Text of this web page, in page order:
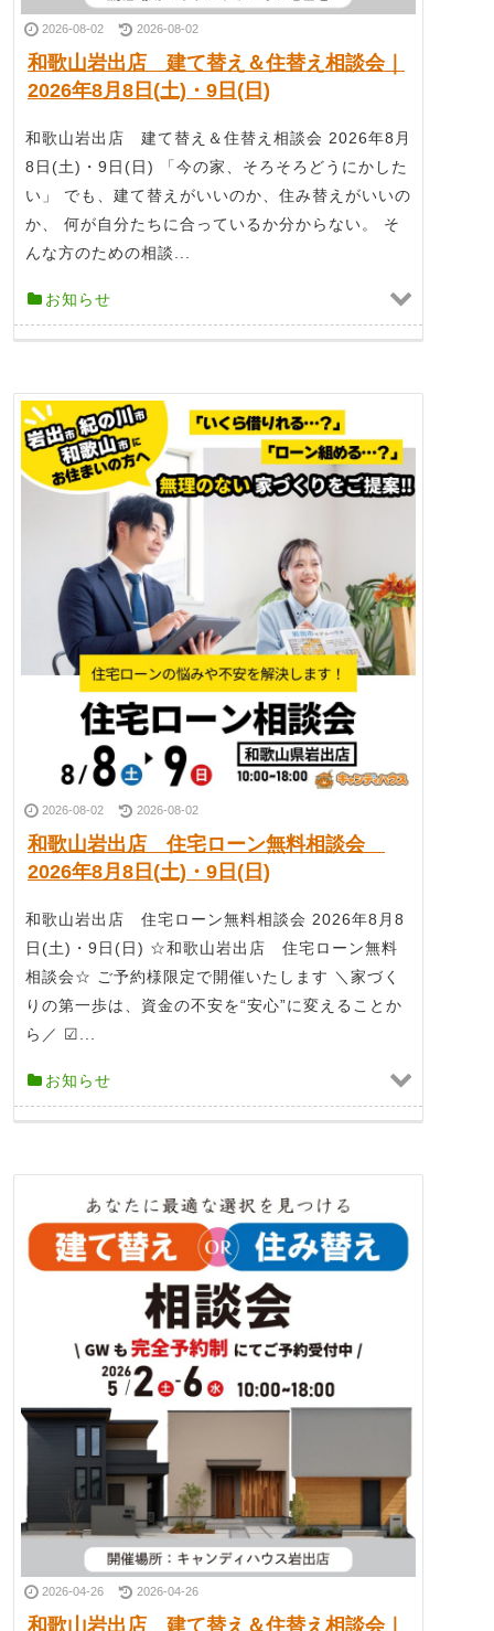
2026-08-02 2026-08-02
和歌山岩出店 建て替え＆住替え相談会｜
2026年8月8日(土)・9日(日)
和歌山岩出店 建て替え＆住替え相談会 2026年8月
8日(土)・9日(日) 「今の家、そろそろどうにかした
い」 でも、建て替えがいいのか、住み替えがいいの
か、 何が自分たちに合っているか分からない。 そ
んな方のための相談...
お知らせ
2026-08-02 2026-08-02
和歌山岩出店 住宅ローン無料相談会
2026年8月8日(土)・9日(日)
和歌山岩出店 住宅ローン無料相談会 2026年8月8
日(土)・9日(日) ☆和歌山岩出店 住宅ローン無料
相談会☆ ご予約様限定で開催いたします ＼家づく
りの第一歩は、資金の不安を“安心”に変えることか
ら／ ☑...
お知らせ
2026-04-26 2026-04-26
和歌山岩出店 建て替え＆住替え相談会｜